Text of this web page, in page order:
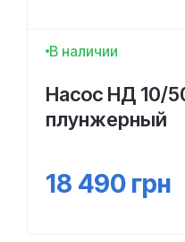
В наличии
Насос НД 10/
плунжерный
18 490 грн